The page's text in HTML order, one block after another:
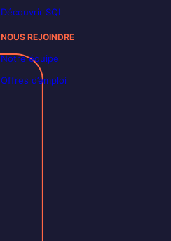
Découvrir SQL
NOUS REJOINDRE
Notre équipe
Offres d’emploi